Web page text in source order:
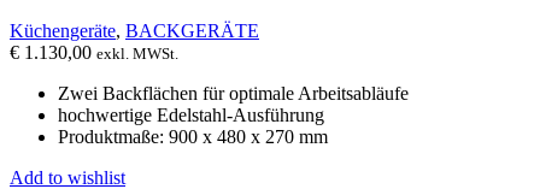
Küchengeräte, BACKGERÄTE
€ 1.130,00 exkl. MWSt.
Zwei Backflächen für optimale Arbeitsabläufe
hochwertige Edelstahl-Ausführung
Produktmaße: 900 x 480 x 270 mm
Add to wishlist